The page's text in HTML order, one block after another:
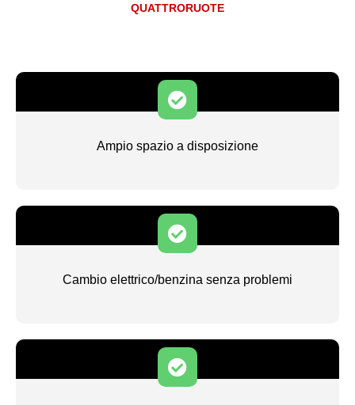
Ampio spazio a disposizione
Cambio elettrico/benzina senza problemi
QUATTRORUOTE